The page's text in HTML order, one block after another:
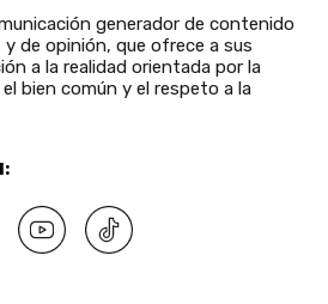
generador de contenido
de opinión, que ofrece a sus
a la realidad orientada por la
bien común y el respeto a la